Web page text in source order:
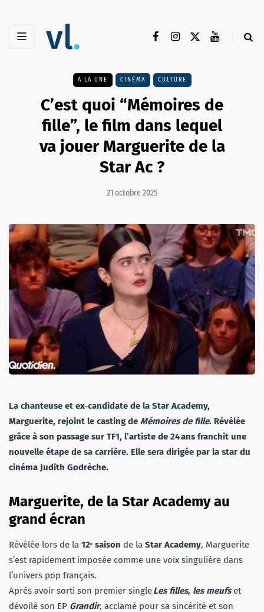
A LA UNE CINÉMA CULTURE
C’est quoi “Mémoires de
fille”, le film dans lequel
va jouer Marguerite de la
Star Ac ?
21 octobre 2025
La chanteuse et ex‑candidate de la Star Academy,
Marguerite, rejoint le casting de Mémoires de fille. Révélée
grâce à son passage sur TF1, l’artiste de 24 ans franchit une
nouvelle étape de sa carrière. Elle sera dirigée par la star du
cinéma Judith Godrèche.
Marguerite, de la Star Academy au
grand écran
Révélée lors de la 12ᵉ saison de la Star Academy, Marguerite
s’est rapidement imposée comme une voix singulière dans
l’univers pop français.
Après avoir sorti son premier singleLes filles, les meufset
dévoilé son EP Grandir, acclamé pour sa sincérité et son